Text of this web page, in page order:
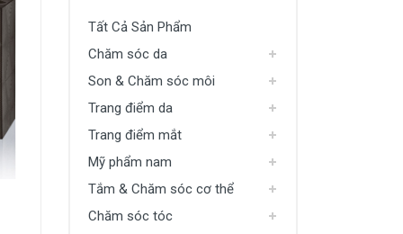
Tất Cả Sản Phẩm
Chăm sóc da
Son & Chăm sóc môi
Trang điểm da
Trang điểm mắt
Mỹ phẩm nam
Tắm & Chăm sóc cơ thể
Chăm sóc tóc